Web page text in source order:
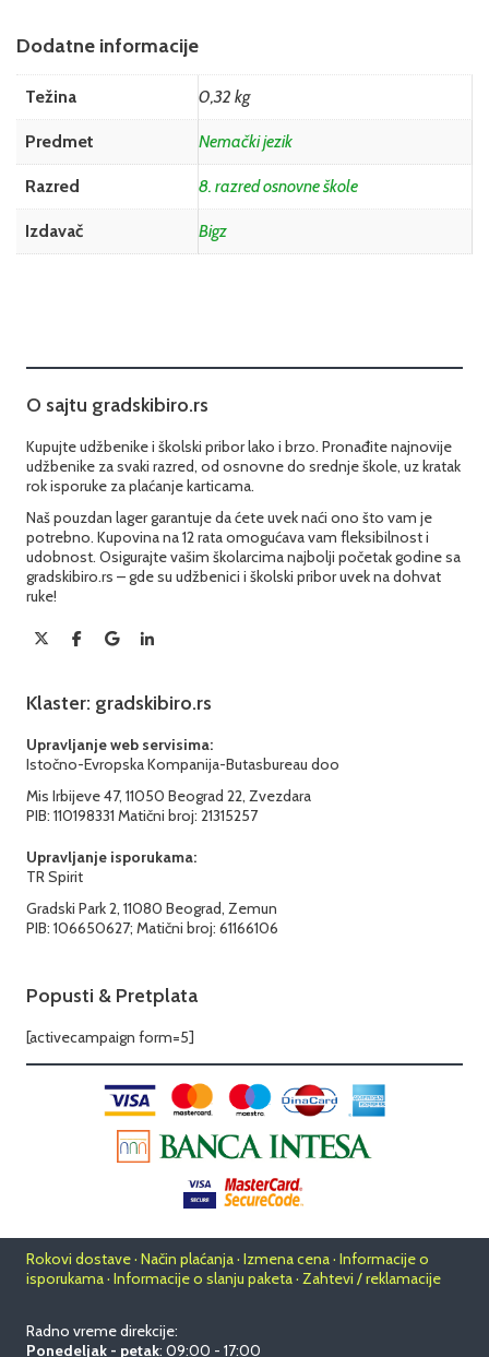
Dodatne informacije
Težina 0,32 kg
Predmet Nemački jezik
Razred 8. razred osnovne škole
Izdavač Bigz
O sajtu gradskibiro.rs
Kupujte udžbenike i školski pribor lako i brzo. Pronađite najnovije
udžbenike za svaki razred, od osnovne do srednje škole, uz kratak
rok isporuke za plaćanje karticama.
Naš pouzdan lager garantuje da ćete uvek naći ono što vam je
potrebno. Kupovina na 12 rata omogućava vam fleksibilnost i
udobnost. Osigurajte vašim školarcima najbolji početak godine sa
gradskibiro.rs – gde su udžbenici i školski pribor uvek na dohvat
ruke!
Klaster: gradskibiro.rs
Upravljanje web servisima:
Istočno-Evropska Kompanija-Butasbureau doo
Mis Irbijeve 47, 11050 Beograd 22, Zvezdara
PIB: 110198331 Matični broj: 21315257
Upravljanje isporukama:
TR Spirit
Gradski Park 2, 11080 Beograd, Zemun
PIB: 106650627; Matični broj: 61166106
Popusti & Pretplata
[activecampaign form=5]
Rokovi dostave · Način plaćanja · Izmena cena · Informacije o
isporukama · Informacije o slanju paketa · Zahtevi / reklamacije
Radno vreme direkcije:
Ponedeljak - petak: 09:00 - 17:00